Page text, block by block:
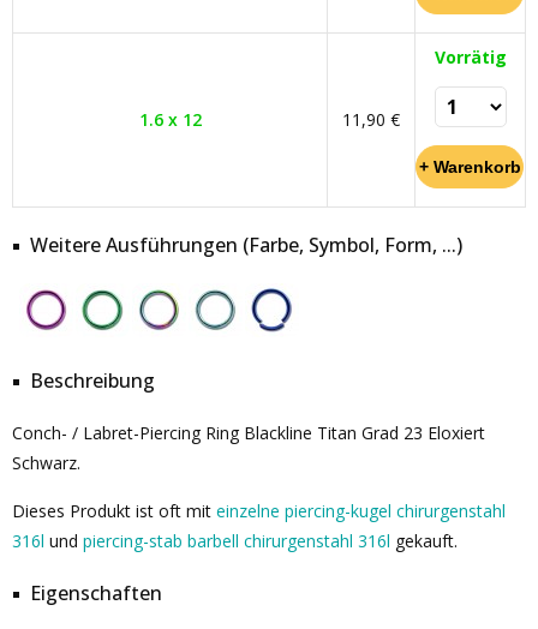
1.6 x 12 11,90 €
Vorrätig
Weitere Ausführungen (Farbe, Symbol, Form, ...)
Beschreibung
Conch- / Labret-Piercing Ring Blackline Titan Grad 23 Eloxiert
Schwarz.
Dieses Produkt ist oft mit einzelne piercing-kugel chirurgenstahl
316l und piercing-stab barbell chirurgenstahl 316l gekauft.
Eigenschaften